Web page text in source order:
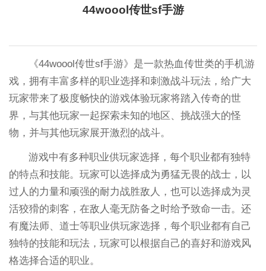
44woool传世sf手游
《44woool传世sf手游》是一款热血传世类的手机游
戏，拥有丰富多样的职业选择和刺激战斗玩法，给广大
玩家带来了极度畅快的游戏体验玩家将踏入传奇的世
界，与其他玩家一起探索未知的地区、挑战强大的怪
物，并与其他玩家展开激烈的战斗。
游戏中有多种职业供玩家选择，每个职业都有独特
的特点和技能。玩家可以选择成为勇猛无畏的战士，以
过人的力量和顽强的耐力战胜敌人，也可以选择成为灵
活狡猾的刺客，在敌人毫无防备之时给予致命一击。还
有魔法师、道士等职业供玩家选择，每个职业都有自己
独特的技能和玩法，玩家可以根据自己的喜好和游戏风
格选择合适的职业。